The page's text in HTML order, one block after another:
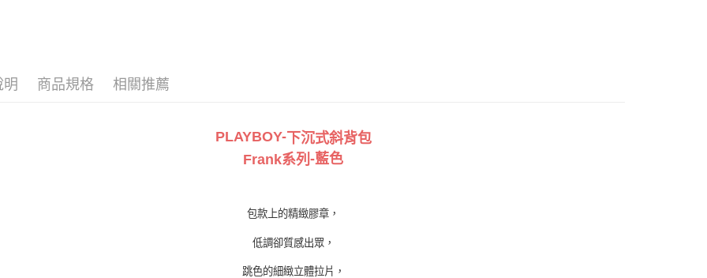
明 商品規格 相關推薦
PLAYBOY-下沉式斜背包
Frank系列 -藍色
包款上的精緻膠章，
低調卻質感出眾，
跳色的細緻立體拉片，